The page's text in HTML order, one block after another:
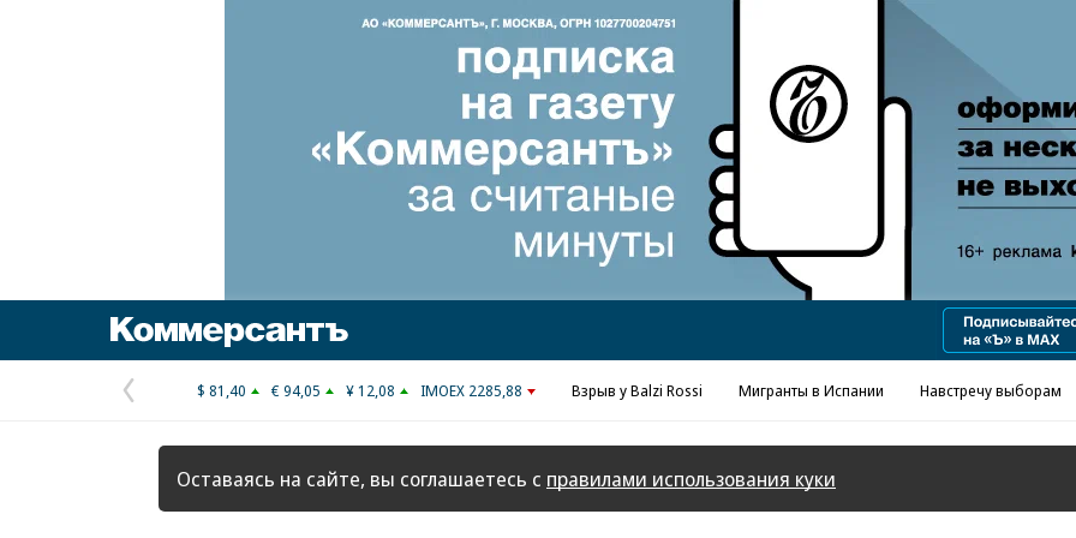
Реклама в «Ъ» www.kommersant.ru/ad
Предыдущая
страница
$ 81,40 € 94,05 ¥ 12,08 IMOEX 2285,88 Взрыв у Balzi Rossi Мигранты в Испании Навстречу выборам
Оставаясь на сайте, вы соглашаетесь с правилами использования куки